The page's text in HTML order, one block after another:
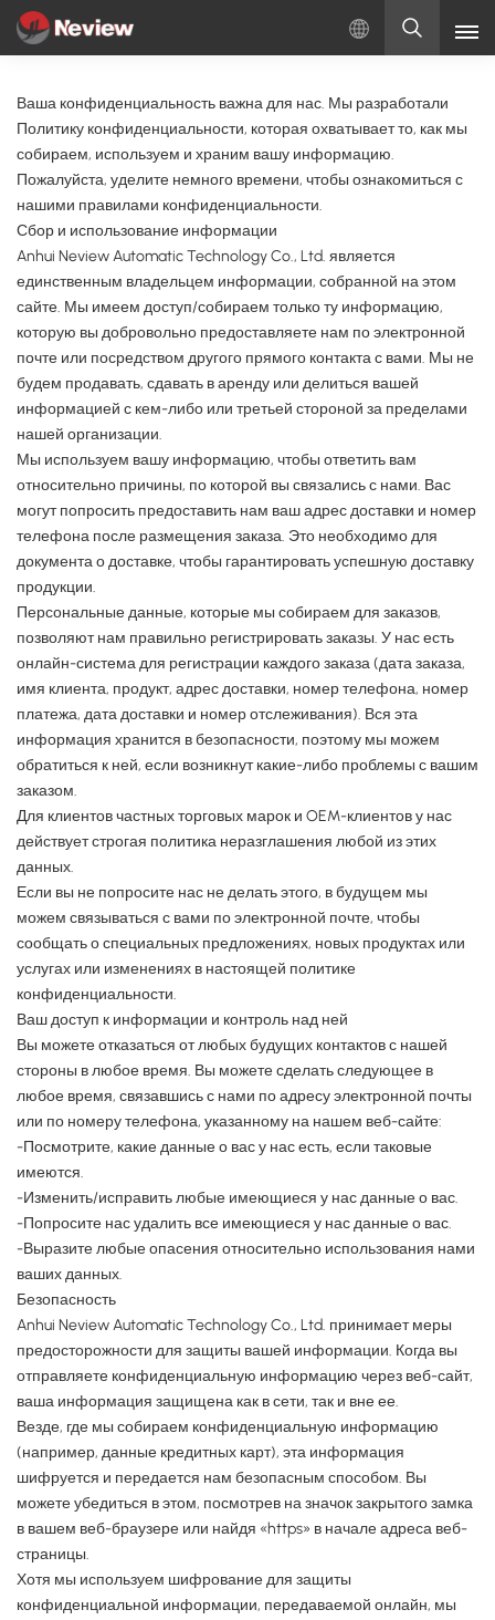
Русский
English
Русский
Español
Türkçe
بالعربية
Ваша конфиденциальность важна для нас. Мы разработали
Политику конфиденциальности, которая охватывает то, как мы
собираем, используем и храним вашу информацию.
Пожалуйста, уделите немного времени, чтобы ознакомиться с
нашими правилами конфиденциальности.
Сбор и использование информации
Anhui Neview Automatic Technology Co., Ltd. является
единственным владельцем информации, собранной на этом
сайте. Мы имеем доступ/собираем только ту информацию,
которую вы добровольно предоставляете нам по электронной
почте или посредством другого прямого контакта с вами. Мы не
будем продавать, сдавать в аренду или делиться вашей
информацией с кем-либо или третьей стороной за пределами
нашей организации.
Мы используем вашу информацию, чтобы ответить вам
относительно причины, по которой вы связались с нами. Вас
могут попросить предоставить нам ваш адрес доставки и номер
телефона после размещения заказа. Это необходимо для
документа о доставке, чтобы гарантировать успешную доставку
продукции.
Персональные данные, которые мы собираем для заказов,
позволяют нам правильно регистрировать заказы. У нас есть
онлайн-система для регистрации каждого заказа (дата заказа,
имя клиента, продукт, адрес доставки, номер телефона, номер
платежа, дата доставки и номер отслеживания). Вся эта
информация хранится в безопасности, поэтому мы можем
обратиться к ней, если возникнут какие-либо проблемы с вашим
заказом.
Для клиентов частных торговых марок и OEM-клиентов у нас
действует строгая политика неразглашения любой из этих
данных.
Если вы не попросите нас не делать этого, в будущем мы
можем связываться с вами по электронной почте, чтобы
сообщать о специальных предложениях, новых продуктах или
услугах или изменениях в настоящей политике
конфиденциальности.
Ваш доступ к информации и контроль над ней
Вы можете отказаться от любых будущих контактов с нашей
стороны в любое время. Вы можете сделать следующее в
любое время, связавшись с нами по адресу электронной почты
или по номеру телефона, указанному на нашем веб-сайте:
-Посмотрите, какие данные о вас у нас есть, если таковые
имеются.
-Изменить/исправить любые имеющиеся у нас данные о вас.
-Попросите нас удалить все имеющиеся у нас данные о вас.
-Выразите любые опасения относительно использования нами
ваших данных.
Безопасность
Anhui Neview Automatic Technology Co., Ltd. принимает меры
предосторожности для защиты вашей информации. Когда вы
отправляете конфиденциальную информацию через веб-сайт,
ваша информация защищена как в сети, так и вне ее.
Везде, где мы собираем конфиденциальную информацию
(например, данные кредитных карт), эта информация
шифруется и передается нам безопасным способом. Вы
можете убедиться в этом, посмотрев на значок закрытого замка
в вашем веб-браузере или найдя «https» в начале адреса веб-
страницы.
Хотя мы используем шифрование для защиты
конфиденциальной информации, передаваемой онлайн, мы